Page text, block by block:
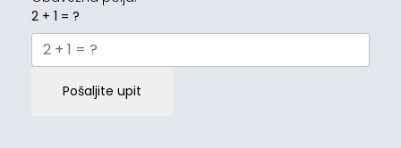
2 + 1 = ?
Pošaljite upit